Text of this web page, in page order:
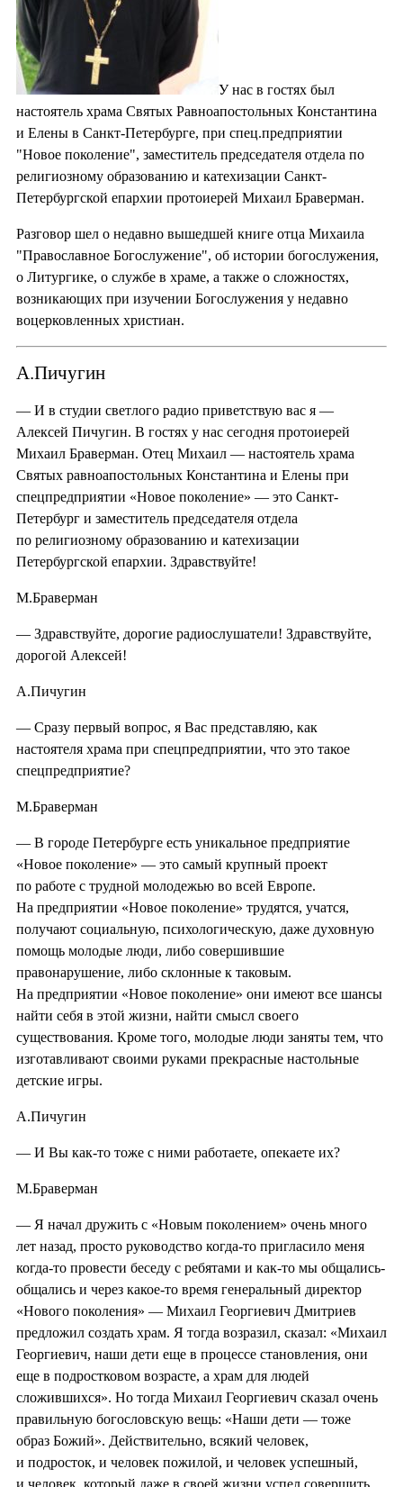
У нас в гостях был
настоятель храма Святых Равноапостольных Константина
и Елены в Санкт-Петербурге, при спец.предприятии
"Новое поколение", заместитель председателя отдела по
религиозному образованию и катехизации Санкт-
Петербургской епархии протоиерей Михаил Браверман.
Разговор шел о недавно вышедшей книге отца Михаила
"Православное Богослужение", об истории богослужения,
о Литургике, о службе в храме, а также о сложностях,
возникающих при изучении Богослужения у недавно
воцерковленных христиан.
А.Пичугин
— И в студии светлого радио приветствую вас я —
Алексей Пичугин. В гостях у нас сегодня протоиерей
Михаил Браверман. Отец Михаил — настоятель храма
Святых равноапостольных Константина и Елены при
спецпредприятии «Новое поколение» — это Санкт-
Петербург и заместитель председателя отдела
по религиозному образованию и катехизации
Петербургской епархии. Здравствуйте!
М.Браверман
— Здравствуйте, дорогие радиослушатели! Здравствуйте,
дорогой Алексей!
А.Пичугин
— Сразу первый вопрос, я Вас представляю, как
настоятеля храма при спецпредприятии, что это такое
спецпредприятие?
М.Браверман
— В городе Петербурге есть уникальное предприятие
«Новое поколение» — это самый крупный проект
по работе с трудной молодежью во всей Европе.
На предприятии «Новое поколение» трудятся, учатся,
получают социальную, психологическую, даже духовную
помощь молодые люди, либо совершившие
правонарушение, либо склонные к таковым.
На предприятии «Новое поколение» они имеют все шансы
найти себя в этой жизни, найти смысл своего
существования. Кроме того, молодые люди заняты тем, что
изготавливают своими руками прекрасные настольные
детские игры.
А.Пичугин
— И Вы как-то тоже с ними работаете, опекаете их?
М.Браверман
— Я начал дружить с «Новым поколением» очень много
лет назад, просто руководство когда-то пригласило меня
когда-то провести беседу с ребятами и как-то мы общались-
общались и через какое-то время генеральный директор
«Нового поколения» — Михаил Георгиевич Дмитриев
предложил создать храм. Я тогда возразил, сказал: «Михаил
Георгиевич, наши дети еще в процессе становления, они
еще в подростковом возрасте, а храм для людей
сложившихся». Но тогда Михаил Георгиевич сказал очень
правильную богословскую вещь: «Наши дети — тоже
образ Божий». Действительно, всякий человек,
и подросток, и человек пожилой, и человек успешный,
и человек, который даже в своей жизни успел совершить